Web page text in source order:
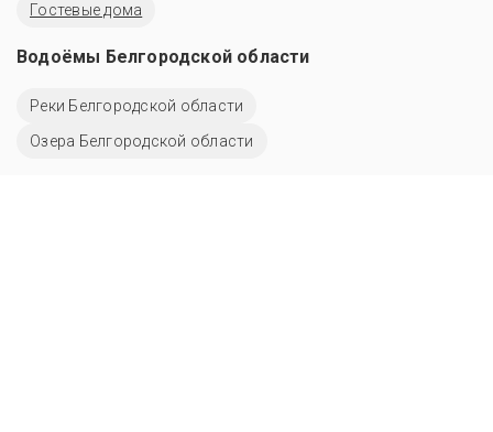
Гостевые дома
Водоёмы Белгородской области
Реки Белгородской области
Озера Белгородской области